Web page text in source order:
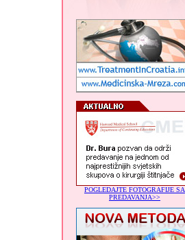
POGLEDAJTE FOTOGRAFIJE SA
PREDAVANJA>>